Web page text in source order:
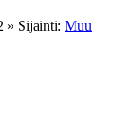
» Sijainti: Muu